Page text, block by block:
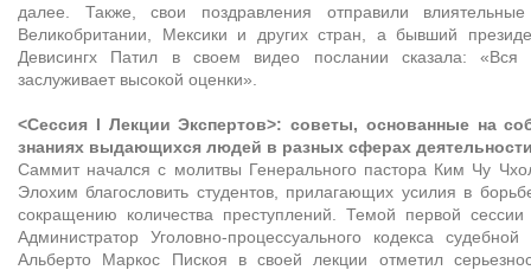
далее. Также, свои поздравления отправили
Великобритании, Мексики и других стран, а бывший
Девисингх Патил в своем видео послании сказала: «Вся
заслуживает высокой оценки».
<Сессия I Лекции Экспертов>: советы, основанные на
знаниях выдающихся людей в разных сферах
Саммит начался с молитвы Генерального пастора Ким Чу
Элохим благословить студентов, прилагающих усилия в
сокращению количества преступлений. Темой первой
Администратор Уголовно-процессуального кодекса
Альберто Маркос Пискоя в своей лекции отметил